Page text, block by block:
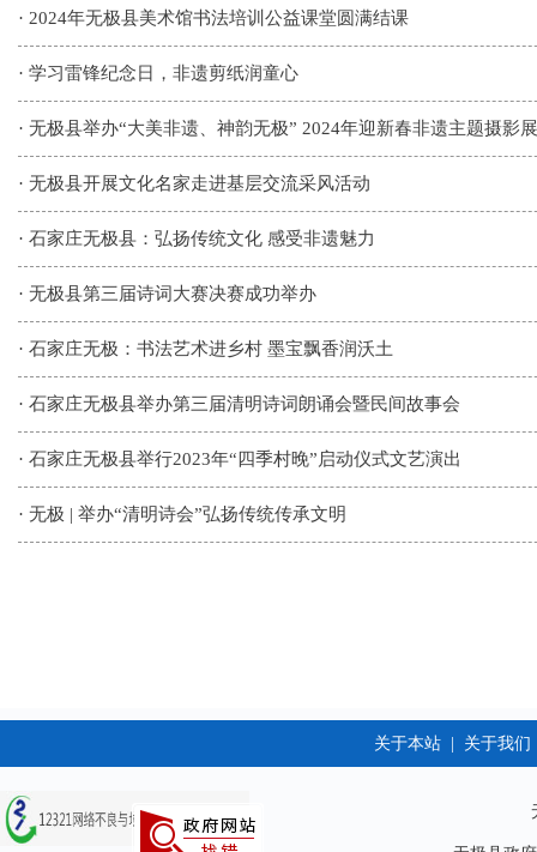
· 2024年无极县美术馆书法培训公益课堂圆满结课
· 学习雷锋纪念日，非遗剪纸润童心
· 无极县举办“大美非遗、神韵无极” 2024年迎新春非遗主题摄影
· 无极县开展文化名家走进基层交流采风活动
· 石家庄无极县：弘扬传统文化 感受非遗魅力
· 无极县第三届诗词大赛决赛成功举办
· 石家庄无极：书法艺术进乡村 墨宝飘香润沃土
· 石家庄无极县举办第三届清明诗词朗诵会暨民间故事会
· 石家庄无极县举行2023年“四季村晚”启动仪式文艺演出
· 无极 | 举办“清明诗会”弘扬传统传承文明